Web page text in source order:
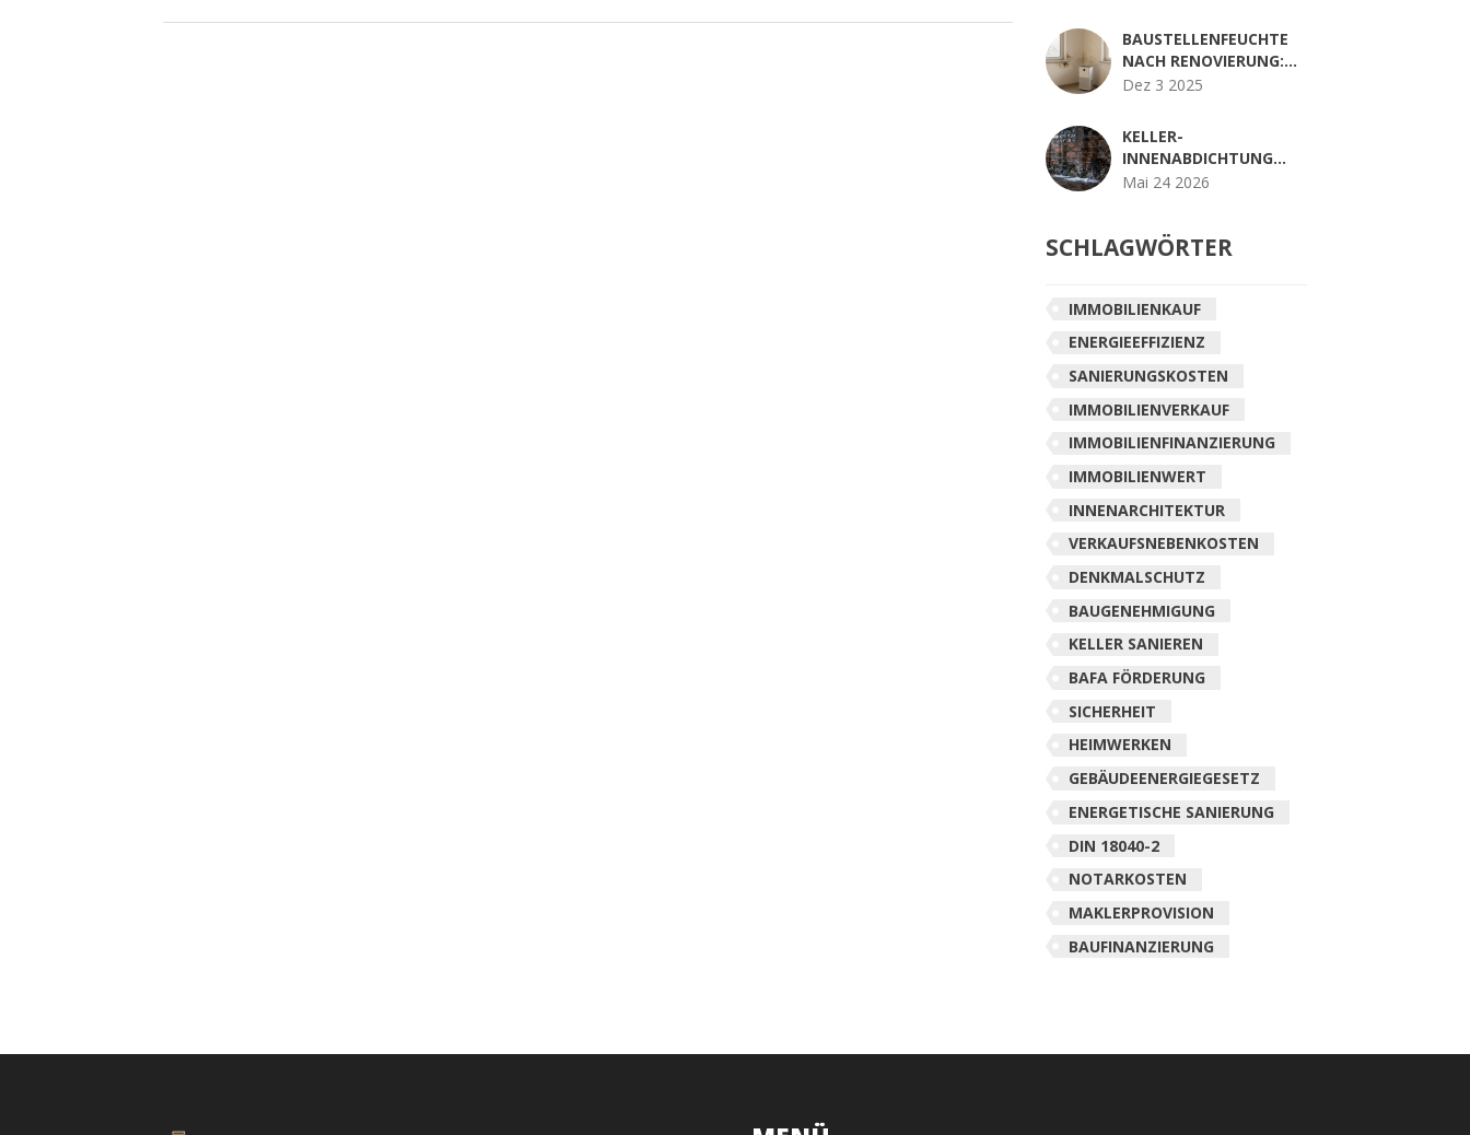
BAUSTELLENFEUCHTE
NACH RENOVIERUNG:
SO PLANEN SIE DIE
TROCKNUNGSZEITEN
Dez 3 2025
KELLER-
INNENABDICHTUNG
MIT DICHTSCHLÄMME:
Mai 24 2026
SCHLAGWÖRTER
IMMOBILIENKAUF
ENERGIEEFFIZIENZ
SANIERUNGSKOSTEN
IMMOBILIENVERKAUF
IMMOBILIENFINANZIERUNG
IMMOBILIENWERT
INNENARCHITEKTUR
VERKAUFSNEBENKOSTEN
DENKMALSCHUTZ
BAUGENEHMIGUNG
KELLER SANIEREN
BAFA FÖRDERUNG
SICHERHEIT
HEIMWERKEN
GEBÄUDEENERGIEGESETZ
ENERGETISCHE SANIERUNG
DIN 18040-2
NOTARKOSTEN
MAKLERPROVISION
BAUFINANZIERUNG